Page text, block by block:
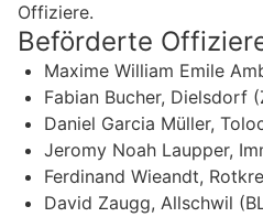
Offiziere.
Beförderte
Maxime William Emile
Fabian Bucher, Dielsdorf
Daniel Garcia Müller,
Jeromy Noah Laupper,
Ferdinand Wieandt,
David Zaugg, Allschwil